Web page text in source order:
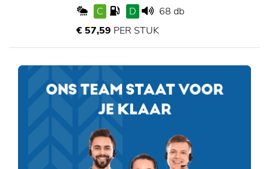
C
D
68 db
€ 57,59 PER STUK